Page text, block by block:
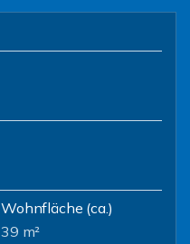
Wohnfläche (ca.)
39 m²